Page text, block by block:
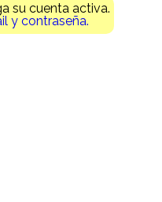
su cuenta activa.
y contraseña.